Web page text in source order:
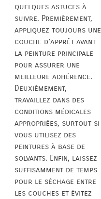
quelques astuces à
suivre. Premièrement,
appliquez toujours une
couche d’apprêt avant
la peinture principale
pour assurer une
meilleure adhérence.
Deuxièmement,
travaillez dans des
conditions médicales
appropriées, surtout si
vous utilisez des
peintures à base de
solvants. Enfin, laissez
suffisamment de temps
pour le séchage entre
les couches et évitez